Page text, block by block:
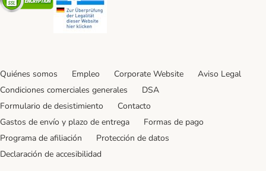
Quiénes somos Empleo Corporate Website
Aviso Legal
Condiciones comerciales generales
DSA
Formulario de desistimiento
Contacto
Gastos de envío y plazo de entrega
Formas de pago
Programa de afiliación
Protección de datos
Declaración de accesibilidad